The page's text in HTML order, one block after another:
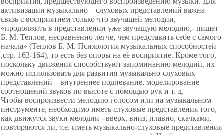
активизации музыкально – слуховых представлений важна
связь с восприятием только что звучащей мелодии,
«продолжить в представлении уже звучащую мелодию,- пишет
Б. М. Теплов, несравненно легче, чем представить себе с самого
начала» (Теплов Б. М. Психология музыкальных способностей
,стр. 163-164), то есть без опоры на её восприятие. Кроме того,
поскольку движения способствуют запоминанию мелодий, их
можно использовать для развития музыкально-слуховых
представлений – внутреннее подпевание, моделирование
соотношений звуков по высоте с помощью рук и т. д.
Чтобы воспроизвести мелодию голосом или на музыкальном
инструменте, необходимо иметь слуховые представления того,
как движутся звуки мелодии - вверх, вниз, плавно, скачками,
повторяются ли, т.е. иметь музыкально-слуховые представления